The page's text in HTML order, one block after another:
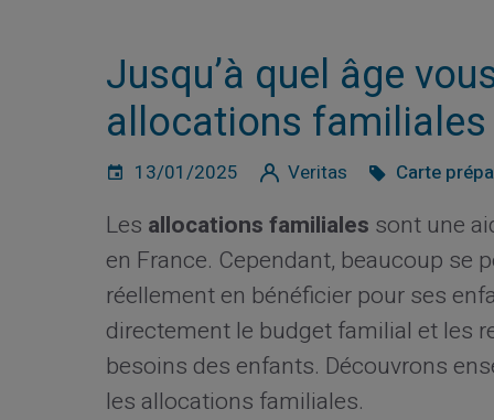
Jusqu’à quel âge
allocations familiales
13/01/2025 Veritas Carte
Les allocations familiales sont une
en France. Cependant, beaucoup se
réellement en bénéficier pour ses
directement le budget familial et les
besoins des enfants. Découvrons
les allocations familiales.